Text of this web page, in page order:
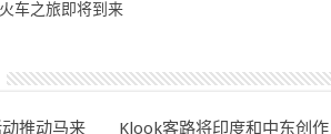
车之旅即将到来
推动马来
Klook客路将印度和中东创作